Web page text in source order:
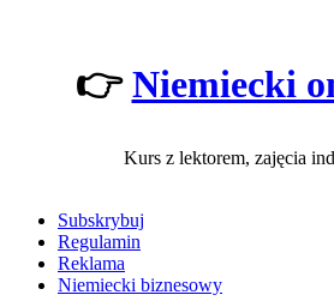
👉Niemiecki
Kurs z lektorem, zajęcia
Subskrybuj
Regulamin
Reklama
Niemiecki biznesowy